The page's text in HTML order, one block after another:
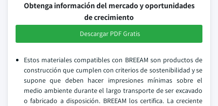
Obtenga información del mercado y oportunidades
de crecimiento
Descargar PDF Gratis
Estos materiales compatibles con BREEAM son productos de
construcción que cumplen con criterios de sostenibilidad y se
supone que deben hacer impresiones mínimas sobre el
medio ambiente durante el largo transporte de ser excavado
o fabricado a disposición. BREEAM los certifica. La creciente